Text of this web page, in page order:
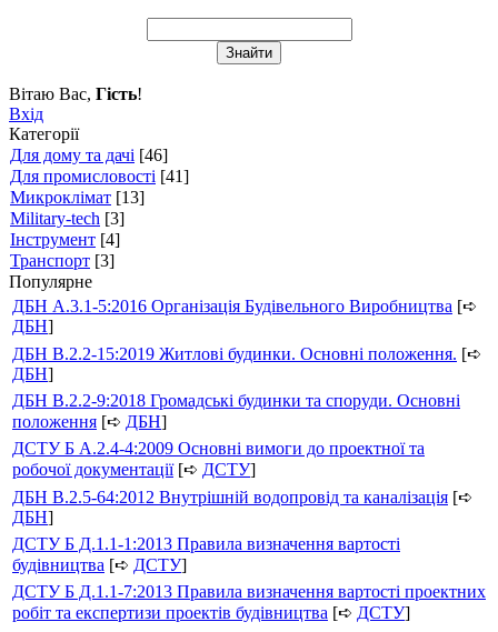
Вітаю Вас, Гість!
Вхід
Категорії
Для дому та дачі [46]
Для промисловості [41]
Микроклімат [13]
Military-tech [3]
Інструмент [4]
Транспорт [3]
Популярне
ДБН А.3.1-5:2016 Організація Будівельного Виробництва [➪
ДБН]
ДБН В.2.2-15:2019 Житлові будинки. Основні положення. [➪
ДБН]
ДБН В.2.2-9:2018 Громадські будинки та споруди. Основні
положення [➪ ДБН]
ДСТУ Б А.2.4-4:2009 Основні вимоги до проектної та
робочої документації[➪ ДСТУ]
ДБН В.2.5-64:2012 Внутрішній водопровід та каналізація [➪
ДБН]
ДСТУ Б Д.1.1-1:2013 Правила визначення вартості
будівництва [➪ ДСТУ]
ДСТУ Б Д.1.1-7:2013 Правила визначення вартості проектних
робіт та експертизи проектів будівництва [➪ ДСТУ]